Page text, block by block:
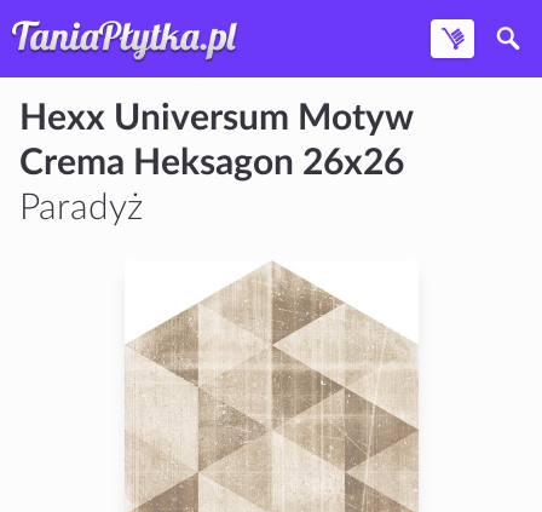
Hexx Universum Motyw
Crema Heksagon 26x26
Paradyż